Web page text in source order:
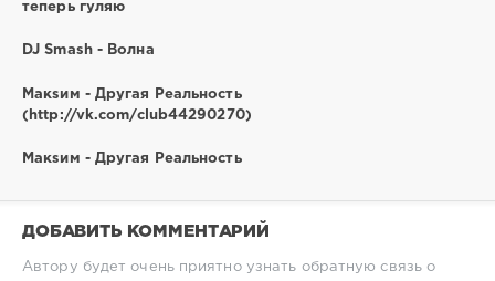
теперь гуляю
DJ Smash - Волна
Макsим - Другая Реальность
(http://vk.com/club44290270)
Макsим - Другая Реальность
ДОБАВИТЬ КОММЕНТАРИЙ
Автору будет очень приятно узнать обратную связь о